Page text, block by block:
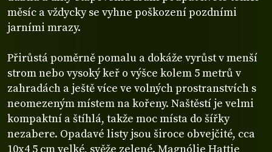
měsíc a vždycky se vyhne poškození pozdními
jarními mrazy.
Přirůstá poměrně pomalu a dokáže vyrůst v menší
strom nebo vysoký keř o výšce kolem 5 metrů v
zahradách a ještě více ve volných prostranstvích s
neomezeným místem na kořeny. Naštěstí je velmi
kompaktní a štíhlá, takže moc místa do šířky
nezabere. Opadavé listy jsou široce obvejčité, cca